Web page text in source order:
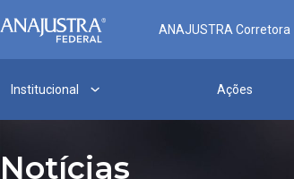
ANAJUSTRA Corretora
Institucional Ações
Notícias